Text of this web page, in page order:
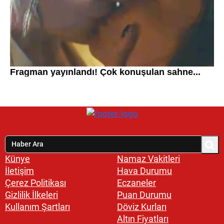
Künye
İletişim
Çerez Politikası
Gizlilik İlkeleri
Kullanım Şartları
Namaz Vakitleri
Hava Durumu
Eczaneler
Puan Durumu
Döviz Kurları
Altın Fiyatları